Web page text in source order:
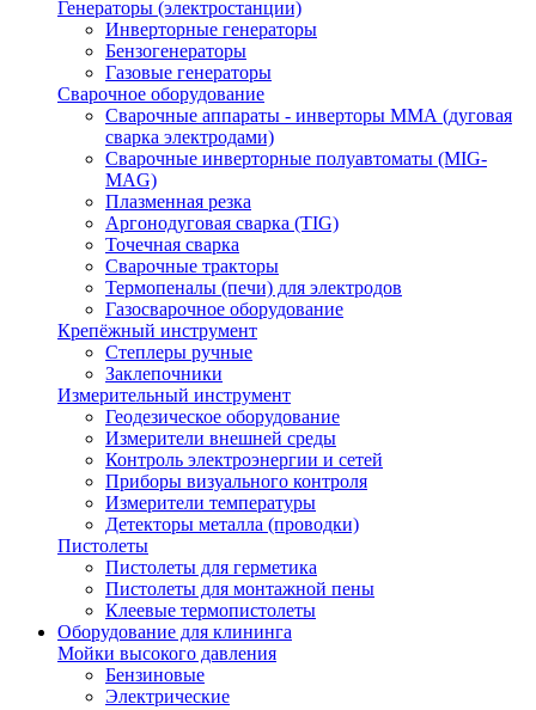
Генераторы (электростанции)
Инверторные генераторы
Бензогенераторы
Газовые генераторы
Сварочное оборудование
Сварочные аппараты - инверторы ММА (дуговая
сварка электродами)
Сварочные инверторные полуавтоматы (MIG-
MAG)
Плазменная резка
Аргонодуговая сварка (TIG)
Точечная сварка
Сварочные тракторы
Термопеналы (печи) для электродов
Газосварочное оборудование
Крепёжный инструмент
Степлеры ручные
Заклепочники
Измерительный инструмент
Геодезическое оборудование
Измерители внешней среды
Контроль электроэнергии и сетей
Приборы визуального контроля
Измерители температуры
Детекторы металла (проводки)
Пистолеты
Пистолеты для герметика
Пистолеты для монтажной пены
Клеевые термопистолеты
Оборудование для клининга
Мойки высокого давления
Бензиновые
Электрические